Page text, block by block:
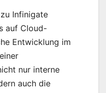
Infinigate
auf Cloud-
Entwicklung im
nur interne
auch die